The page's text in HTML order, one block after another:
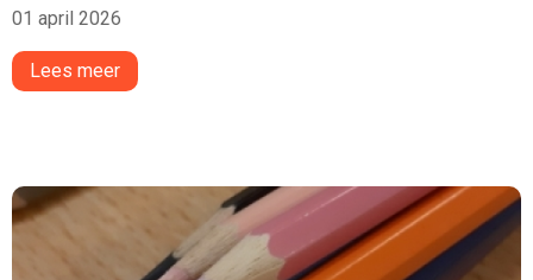
01 april 2026
Lees meer